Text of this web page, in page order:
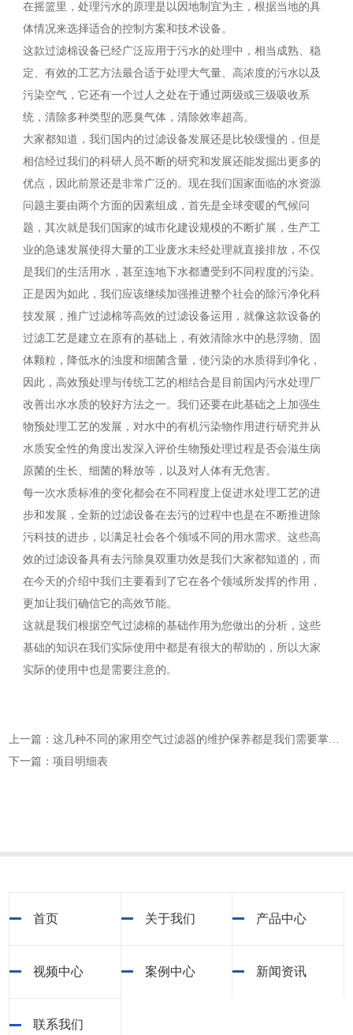
在摇篮里，处理污水的原理是以因地制宜为主，根据当地的具
体情况来选择适合的控制方案和技术设备。
这款过滤棉设备已经广泛应用于污水的处理中，相当成熟、稳
定、有效的工艺方法最合适于处理大气量、高浓度的污水以及
污染空气，它还有一个过人之处在于通过两级或三级吸收系
统，清除多种类型的恶臭气体，清除效率超高。
大家都知道，我们国内的过滤设备发展还是比较缓慢的，但是
相信经过我们的科研人员不断的研究和发展还能发掘出更多的
优点，因此前景还是非常广泛的。现在我们国家面临的水资源
问题主要由两个方面的因素组成，首先是全球变暖的气候问
题，其次就是我们国家的城市化建设规模的不断扩展，生产工
业的急速发展使得大量的工业废水未经处理就直接排放，不仅
是我们的生活用水，甚至连地下水都遭受到不同程度的污染。
正是因为如此，我们应该继续加强推进整个社会的除污净化科
技发展，推广过滤棉等高效的过滤设备运用，就像这款设备的
过滤工艺是建立在原有的基础上，有效清除水中的悬浮物、固
体颗粒，降低水的浊度和细菌含量，使污染的水质得到净化，
因此，高效预处理与传统工艺的相结合是目前国内污水处理厂
改善出水水质的较好方法之一。我们还要在此基础之上加强生
物预处理工艺的发展，对水中的有机污染物作用进行研究并从
水质安全性的角度出发深入评价生物预处理过程是否会滋生病
原菌的生长、细菌的释放等，以及对人体有无危害。
每一次水质标准的变化都会在不同程度上促进水处理工艺的进
步和发展，全新的过滤设备在去污的过程中也是在不断推进除
污科技的进步，以满足社会各个领域不同的用水需求。这些高
效的过滤设备具有去污除臭双重功效是我们大家都知道的，而
在今天的介绍中我们主要看到了它在各个领域所发挥的作用，
更加让我们确信它的高效节能。
这就是我们根据空气过滤棉的基础作用为您做出的分析，这些
基础的知识在我们实际使用中都是有很大的帮助的，所以大家
实际的使用中也是需要注意的。
上一篇：这几种不同的家用空气过滤器的维护保养都是我们需要掌握的
下一篇：项目明细表
首页 关于我们 产品中心
视频中心 案例中心 新闻资讯
联系我们